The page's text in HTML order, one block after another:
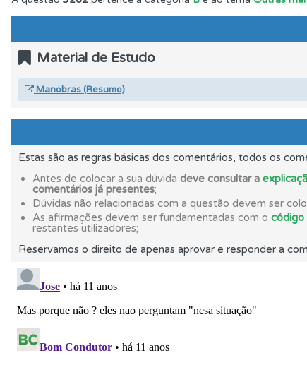
Use os atalhos de teclado para responder aos
Testes O teste "Difícil" apresenta-lhe as questões mais
Saiba no seu perfil se já está preparado para ir a
Consulte os comentários da questão quando
Testes O teste "Erradas" apresenta-lhe questões que
Ajuda Consulte a ajuda se tiver dúvidas relacionadas
Testes O teste "Novas" apresenta-lhe questões a que
Material de Estudo
Manobras (Resumo)
Estas são as regras básicas dos comentários, todos os
Antes de colocar a sua dúvida deve consultar a
comentários já presentes;
Dúvidas não relacionadas com a questão devem ser
As afirmações devem ser fundamentadas com o código
restantes utilizadores;
Reservamos o direito de apenas aprovar e responder a